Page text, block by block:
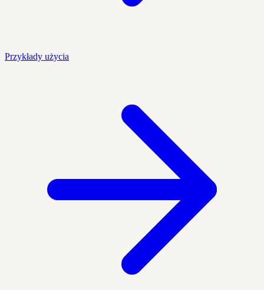
Przykłady użycia